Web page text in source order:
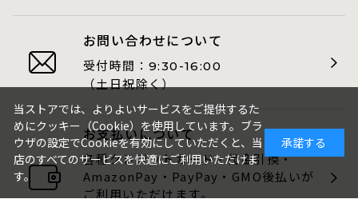
お問い合わせについて
受付時間： 9:30-16:00
（土日祝除く）
お支払いについて
各種クレジットカード・代金引換・
AmazonPay・PayPay・GMO後払いが
ご利用いただけます。
当ストアでは、よりよいサービスをご提供するた
めにクッキー（Cookie）を使用しています。ブラ
ウザの設定でCookieを有効にしていただくと、当
店のすべてのサービスを快適にご利用いただけま
す。
承諾する